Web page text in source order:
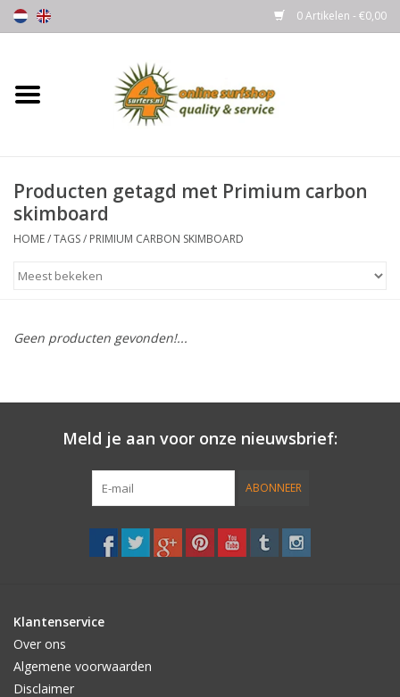
0 Artikelen - €0,00
Home
Wetsuits
Gloves, Caps & Boots
Surfgear
Accessories
Merken
Producten getagd met Primium carbon
skimboard
HOME/TAGS/ PRIMIUM CARBON SKIMBOARD
Geen producten gevonden!...
Meld je aan voor onze nieuwsbrief:
ABONNEER
Klantenservice
Over ons
Algemene voorwaarden
Disclaimer